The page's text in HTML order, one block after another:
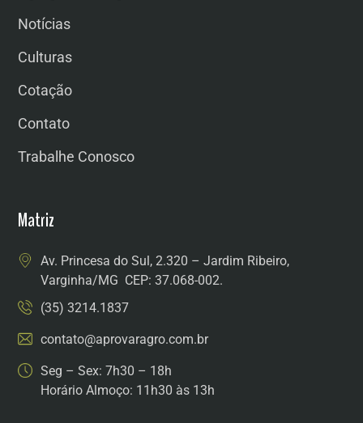
Notícias
Culturas
Cotação
Contato
Trabalhe Conosco
Matriz
Av. Princesa do Sul, 2.320 – Jardim Ribeiro,
Varginha/MG CEP: 37.068-002.
(35) 3214.1837
contato@aprovaragro.com.br
Seg – Sex: 7h30 – 18h
Horário Almoço: 11h30 às 13h